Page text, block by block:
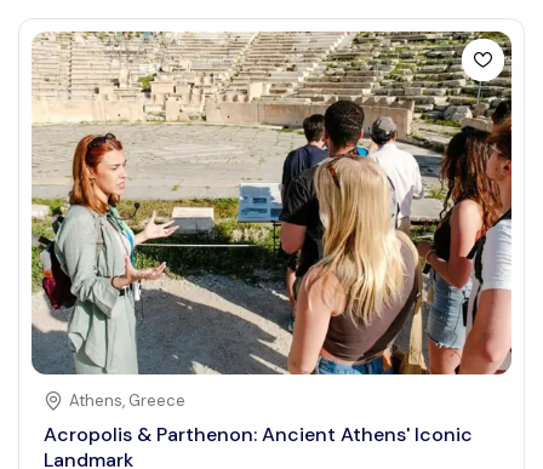
in die Vergangenheit, wo Sie historische Tempel, große
Theater und alte Straßen bewundern können. Ob
Geschichtsbegeisterter oder neugieriger Reisender, diese
Tour bietet ein einzigartiges Fenster in die Vergangenheit,
das Ihren Besuch sowohl lehrreich als auch inspirierend
macht.
Athens, Greece
Acropolis & Parthenon: Ancient Athens' Iconic
Landmark